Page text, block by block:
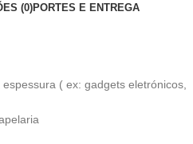
(0)PORTES E ENTREGA
( ex: gadgets eletrónicos,